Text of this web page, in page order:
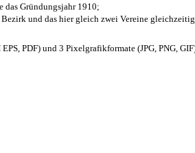
das Gründungsjahr 1910;
und das hier gleich zwei Vereine
PDF) und 3 Pixelgrafikformate (JPG, PNG,